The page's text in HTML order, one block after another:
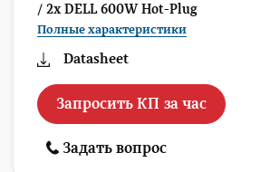
/ 2x DELL 600W Hot-Plug
Полные характеристики
Datasheet
Запросить КП за час
Задать вопрос